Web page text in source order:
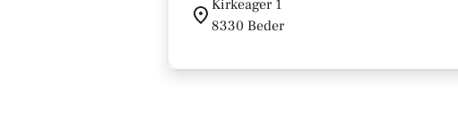
Kirkeager 1
8330 Beder